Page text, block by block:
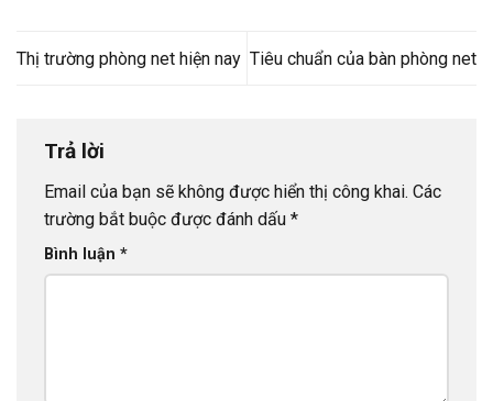
Thị trường phòng net hiện nay Tiêu chuẩn của bàn phòng net
Trả lời
Email của bạn sẽ không được hiển thị công khai. Các
trường bắt buộc được đánh dấu *
Bình luận *